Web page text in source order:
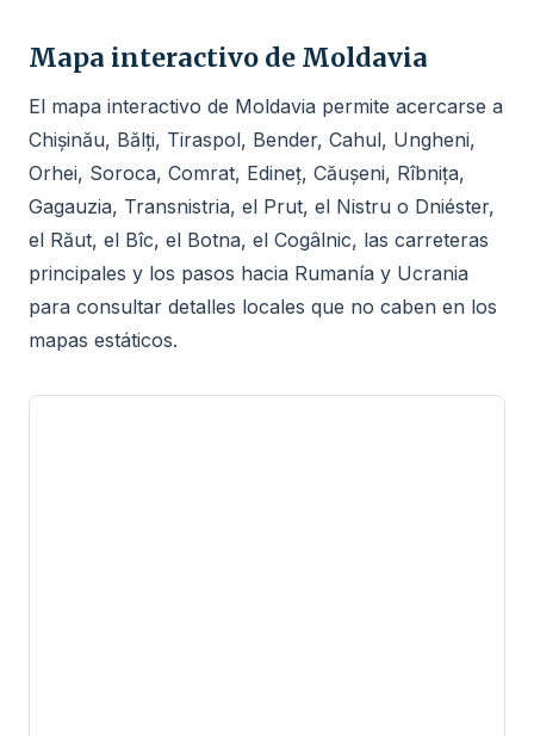
Mapa interactivo de Moldavia
El mapa interactivo de Moldavia permite acercarse a
Chișinău, Bălți, Tiraspol, Bender, Cahul, Ungheni,
Orhei, Soroca, Comrat, Edineț, Căușeni, Rîbnița,
Gagauzia, Transnistria, el Prut, el Nistru o Dniéster,
el Răut, el Bîc, el Botna, el Cogâlnic, las carreteras
principales y los pasos hacia Rumanía y Ucrania
para consultar detalles locales que no caben en los
mapas estáticos.